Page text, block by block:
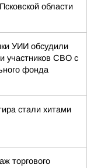
области
УИИ обсудили
участников СВО с
фонда
стали хитами
торгового